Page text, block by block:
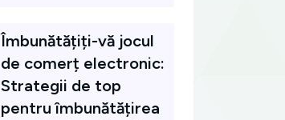
Îmbunătățiți-vă jocul
de comerț electronic:
Strategii de top
pentru îmbunătățirea